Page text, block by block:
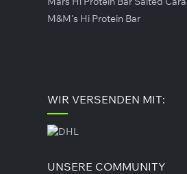
(90
BioTech USA
M&M's Hi Protein Bar
WIR VERSENDEN MIT:
UNSERE COMMUNITY